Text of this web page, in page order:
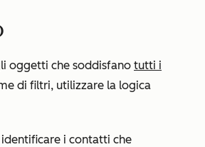
oggetti che soddisfano tutti i
di filtri, utilizzare la logica
i contatti che